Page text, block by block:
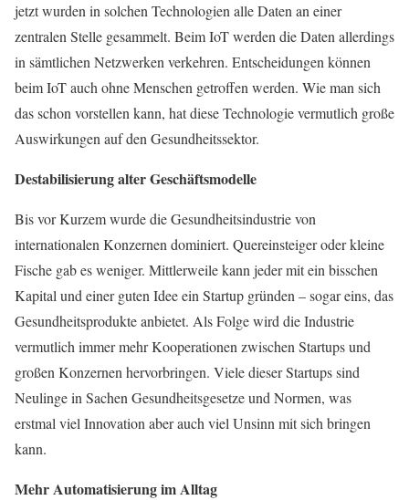
jetzt wurden in solchen Technologien alle Daten an einer
zentralen Stelle gesammelt. Beim IoT werden die Daten allerdings
in sämtlichen Netzwerken verkehren. Entscheidungen können
beim IoT auch ohne Menschen getroffen werden. Wie man sich
das schon vorstellen kann, hat diese Technologie vermutlich große
Auswirkungen auf den Gesundheitssektor.
Destabilisierung alter Geschäftsmodelle
Bis vor Kurzem wurde die Gesundheitsindustrie von
internationalen Konzernen dominiert. Quereinsteiger oder kleine
Fische gab es weniger. Mittlerweile kann jeder mit ein bisschen
Kapital und einer guten Idee ein Startup gründen – sogar eins, das
Gesundheitsprodukte anbietet. Als Folge wird die Industrie
vermutlich immer mehr Kooperationen zwischen Startups und
großen Konzernen hervorbringen. Viele dieser Startups sind
Neulinge in Sachen Gesundheitsgesetze und Normen, was
erstmal viel Innovation aber auch viel Unsinn mit sich bringen
kann.
Mehr Automatisierung im Alltag